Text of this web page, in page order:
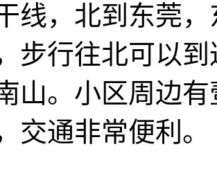
线，北到东莞
步行往北可以
山。小区周边
交通非常便利。